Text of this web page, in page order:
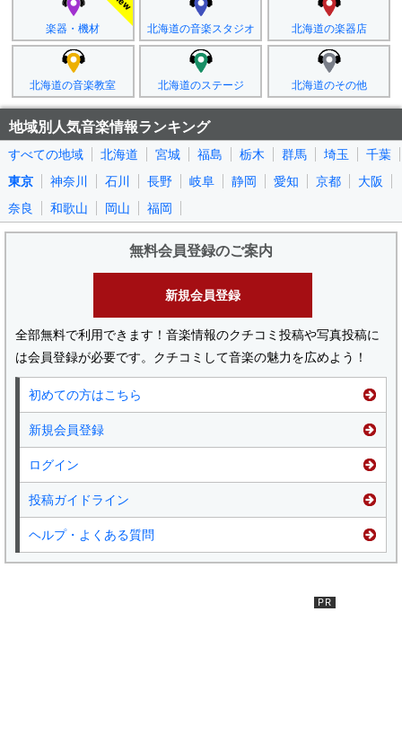
楽器・機材 北海道の音楽スタジオ 北海道の楽器店
北海道の音楽教室 北海道のステージ 北海道のその他
地域別人気音楽情報ランキング
すべての地域 北海道 宮城 福島 栃木 群馬 埼玉
千葉
東京
神奈川 石川 長野 岐阜 静岡 愛知 京都
大阪
奈良
和歌山 岡山 福岡
無料会員登録のご案内
新規会員登録
全部無料で利用できます！音楽情報のクチコミ投稿や写真投稿に
は会員登録が必要です。クチコミして音楽の魅力を広めよう！
初めての方はこちら
新規会員登録
ログイン
投稿ガイドライン
ヘルプ・よくある質問